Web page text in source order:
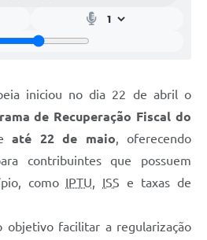
iniciou no dia 22 de abril o
de Recuperação Fiscal do
até 22 de maio, oferecendo
contribuintes que possuem
como IPTU, ISS e taxas de
objetivo facilitar a regularização